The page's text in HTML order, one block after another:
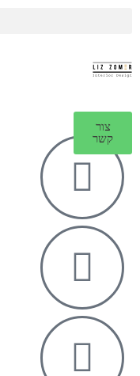
צור
קשר